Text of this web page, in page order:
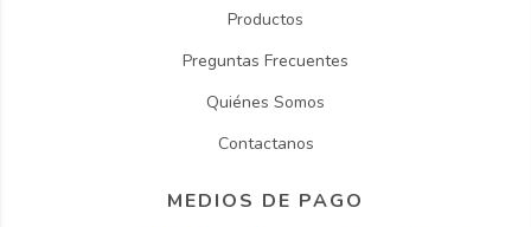
Productos
Preguntas Frecuentes
Quiénes Somos
Contactanos
MEDIOS DE PAGO